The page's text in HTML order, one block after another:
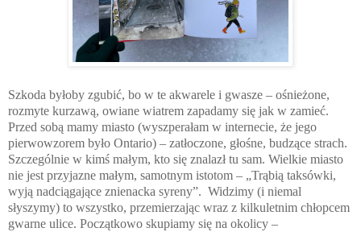
Szkoda byłoby zgubić, bo w te akwarele i gwasze – ośnieżone,
rozmyte kurzawą, owiane wiatrem zapadamy się jak w zamieć.
Przed sobą mamy miasto (wyszperałam w internecie, że jego
pierwowzorem było Ontario) – zatłoczone, głośne, budzące strach.
Szczególnie w kimś małym, kto się znalazł tu sam. Wielkie miasto
nie jest przyjazne małym, samotnym istotom – „Trąbią taksówki,
wyją nadciągające znienacka syreny”. Widzimy (i niemal
słyszymy) to wszystko, przemierzając wraz z kilkuletnim chłopcem
gwarne ulice. Początkowo skupiamy się na okolicy –